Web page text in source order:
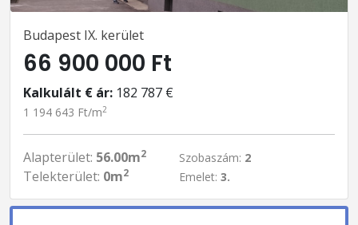
Budapest IX. kerület
66 900 000 Ft
Kalkulált € ár: 182 787 €
1 194 643 Ft/m2
Alapterület: 56.00m2
Telekterület: 0m2
Szobaszám: 2
Emelet: 3.